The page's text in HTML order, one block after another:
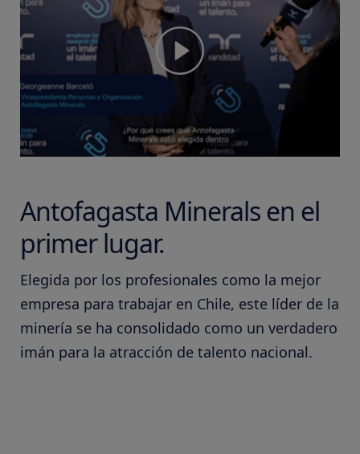
Antofagasta Minerals en el
primer lugar.
Elegida por los profesionales como la mejor
empresa para trabajar en Chile, este líder de la
minería se ha consolidado como un verdadero
imán para la atracción de talento nacional.